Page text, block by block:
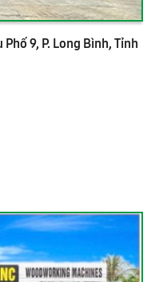
9, P. Long Bình, Tỉnh